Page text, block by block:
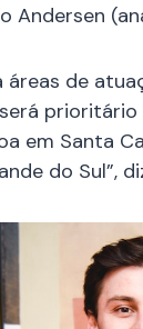
Andersen
de
em Santa
do Sul”,